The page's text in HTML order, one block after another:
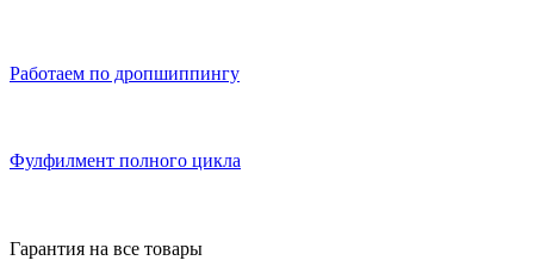
Работаем по дропшиппингу
Фулфилмент полного цикла
Гарантия на все товары